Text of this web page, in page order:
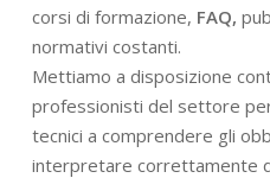
corsi di formazione, FAQ,
normativi costanti.
Mettiamo a disposizione
professionisti del settore
tecnici a comprendere gli
interpretare correttamente